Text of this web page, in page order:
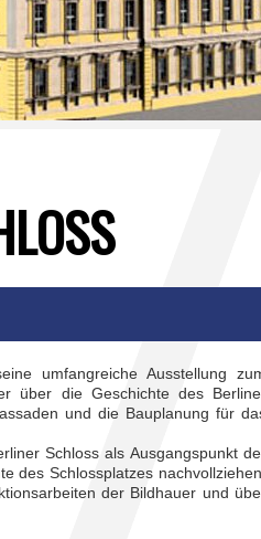
umfangreiche Ausstellung
über die Geschichte des
und die Bauplanung für
Schloss als Ausgangspunkt
des Schlossplatzes nachvollziehen.
der Bildhauer und